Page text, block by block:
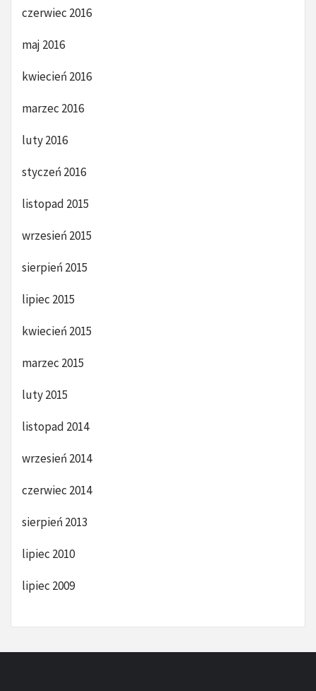
czerwiec 2016
maj 2016
kwiecień 2016
marzec 2016
luty 2016
styczeń 2016
listopad 2015
wrzesień 2015
sierpień 2015
lipiec 2015
kwiecień 2015
marzec 2015
luty 2015
listopad 2014
wrzesień 2014
czerwiec 2014
sierpień 2013
lipiec 2010
lipiec 2009